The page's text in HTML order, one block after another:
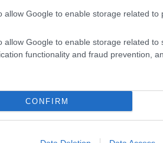
allow Google to enable storage related to
allow Google to enable storage related to
functionality and fraud prevention,
CONFIRM
épületét
Helyi hírek
Vasárnap
legmagasabb